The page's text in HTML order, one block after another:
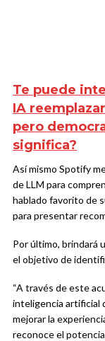
Te puede
IA
pero
significa?
Así mismo Spotify
de LLM para
hablado favorito de
para presentar
Por último, brindará
el objetivo de
“A través de este
inteligencia artificial
mejorar la
reconoce el